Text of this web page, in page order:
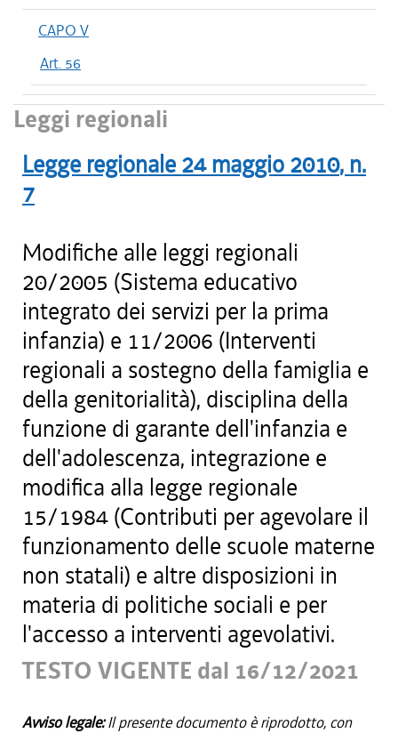
CAPO V
Art. 56
Leggi regionali
Legge regionale 24 maggio 2010, n.
7
Modifiche alle leggi regionali
20/2005 (Sistema educativo
integrato dei servizi per la prima
infanzia) e 11/2006 (Interventi
regionali a sostegno della famiglia e
della genitorialità), disciplina della
funzione di garante dell'infanzia e
dell'adolescenza, integrazione e
modifica alla legge regionale
15/1984 (Contributi per agevolare il
funzionamento delle scuole materne
non statali) e altre disposizioni in
materia di politiche sociali e per
l'accesso a interventi agevolativi.
TESTO VIGENTE dal 16/12/2021
Avviso legale:Il presente documento è riprodotto, con